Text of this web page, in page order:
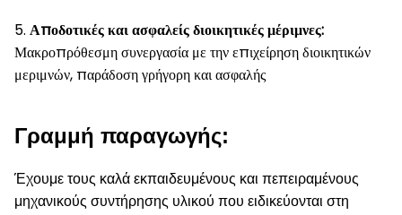
5. Αποδοτικές και ασφαλείς διοικητικές μέριμνες:
Μακροπρόθεσμη συνεργασία με την επιχείρηση διοικητικών
μεριμνών, παράδοση γρήγορη και ασφαλής
Γραμμή παραγωγής:
Έχουμε τους καλά εκπαιδευμένους και πεπειραμένους
μηχανικούς συντήρησης υλικού που ειδικεύονται στη